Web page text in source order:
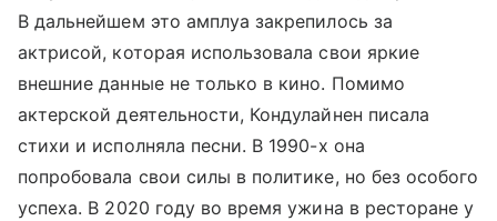
В дальнейшем это амплуа закрепилось за
актрисой, которая использовала свои яркие
внешние данные не только в кино. Помимо
актерской деятельности, Кондулайнен писала
стихи и исполняла песни. В 1990-х она
попробовала свои силы в политике, но без особого
успеха. В 2020 году во время ужина в ресторане у